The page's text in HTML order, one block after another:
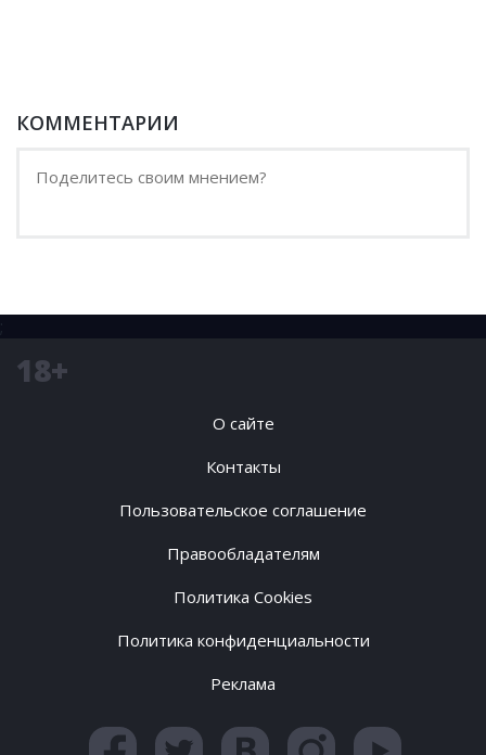
КОММЕНТАРИИ
;
18+
О сайте
Контакты
Пользовательское соглашение
Правообладателям
Политика Cookies
Политика конфиденциальности
Реклама